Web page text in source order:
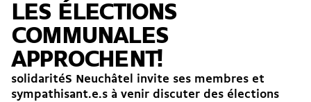
LES ÉLECTIONS
COMMUNALES
APPROCHENT!
solidaritéS Neuchâtel invite ses membres et
sympathisant.e.s à venir discuter des élections